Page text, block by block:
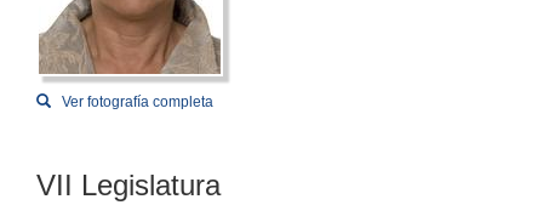
Ver fotografía completa
VII Legislatura